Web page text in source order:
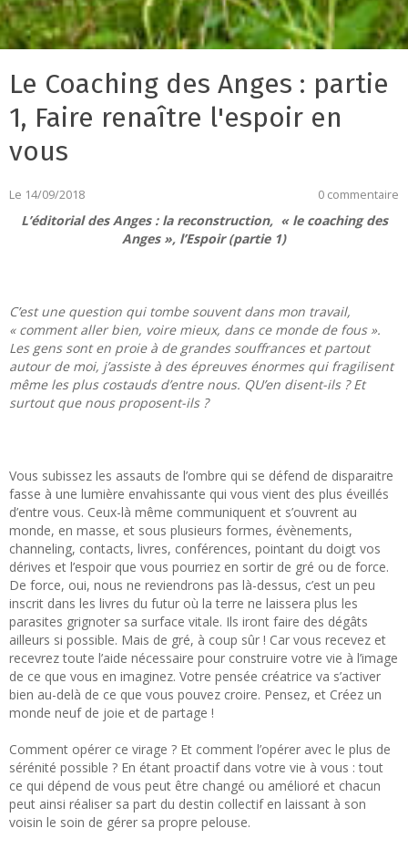
Le Coaching des Anges : partie
1, Faire renaître l'espoir en
vous
Le 14/09/2018 0 commentaire
L’éditorial des Anges : la reconstruction, « le coaching des
Anges », l’Espoir (partie 1)
C’est une question qui tombe souvent dans mon travail,
« comment aller bien, voire mieux, dans ce monde de fous ».
Les gens sont en proie à de grandes souffrances et partout
autour de moi, j’assiste à des épreuves énormes qui fragilisent
même les plus costauds d’entre nous. QU’en disent-ils ? Et
surtout que nous proposent-ils ?
Vous subissez les assauts de l’ombre qui se défend de disparaitre
fasse à une lumière envahissante qui vous vient des plus éveillés
d’entre vous. Ceux-là même communiquent et s’ouvrent au
monde, en masse, et sous plusieurs formes, évènements,
channeling, contacts, livres, conférences, pointant du doigt vos
dérives et l’espoir que vous pourriez en sortir de gré ou de force.
De force, oui, nous ne reviendrons pas là-dessus, c’est un peu
inscrit dans les livres du futur où la terre ne laissera plus les
parasites grignoter sa surface vitale. Ils iront faire des dégâts
ailleurs si possible. Mais de gré, à coup sûr ! Car vous recevez et
recevrez toute l’aide nécessaire pour construire votre vie à l’image
de ce que vous en imaginez. Votre pensée créatrice va s’activer
bien au-delà de ce que vous pouvez croire. Pensez, et Créez un
monde neuf de joie et de partage !
Comment opérer ce virage ? Et comment l’opérer avec le plus de
sérénité possible ? En étant proactif dans votre vie à vous : tout
ce qui dépend de vous peut être changé ou amélioré et chacun
peut ainsi réaliser sa part du destin collectif en laissant à son
voisin le soin de gérer sa propre pelouse.